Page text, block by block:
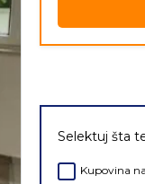
Selektuj šta
Kupovina